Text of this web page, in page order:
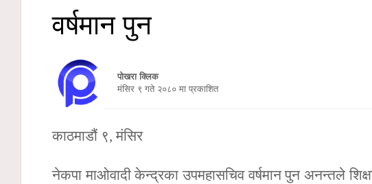
वर्षमान पुन
पोखरा क्लिक
मंसिर ९ गते २०८० मा प्रकाशित
काठमाडौं ९, मंसिर
नेकपा माओवादी केन्द्रका उपमहासचिव वर्षमान पुन अनन्तले